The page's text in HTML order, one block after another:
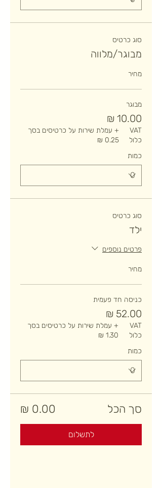
סוג כרטיס
מבוגר/מלווה
מחיר
מבוגר
VAT
כלול
+ עמלת שירות על כרטיסים בסך
‏0.25 ‏₪
כמות
סוג כרטיס
ילד
פרטים נוספים
מחיר
כניסה חד פעמית
VAT
כלול
+ עמלת שירות על כרטיסים בסך
כמות
סך הכל
לתשלום